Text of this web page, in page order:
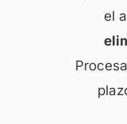
el